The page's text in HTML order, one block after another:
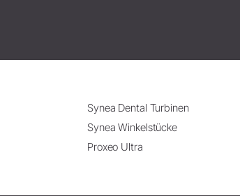
Synea Dental Turbinen
Synea Winkelstücke
Proxeo Ultra